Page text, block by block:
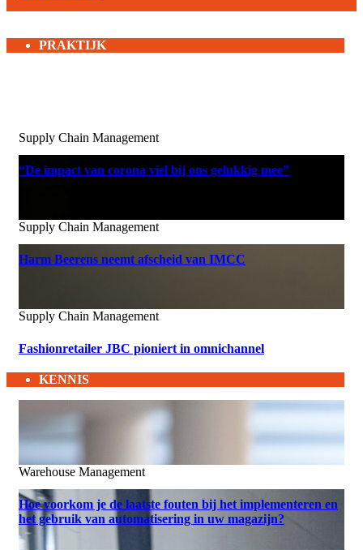
PRAKTIJK
Supply Chain Management
“De impact van corona viel bij ons gelukkig mee”
Supply Chain Management
Harm Beerens neemt afscheid van IMCC
Supply Chain Management
Fashionretailer JBC pioniert in omnichannel
KENNIS
Warehouse Management
Hoe voorkom je de laatste fouten bij het implementeren en
het gebruik van automatisering in uw magazijn?